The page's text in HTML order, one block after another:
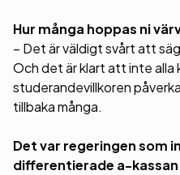
Hur många hoppas ni
– Det är väldigt svårt att
Och det är klart att inte alla
studerandevillkoren
tillbaka många.
Det var regeringen som
differentierade a-